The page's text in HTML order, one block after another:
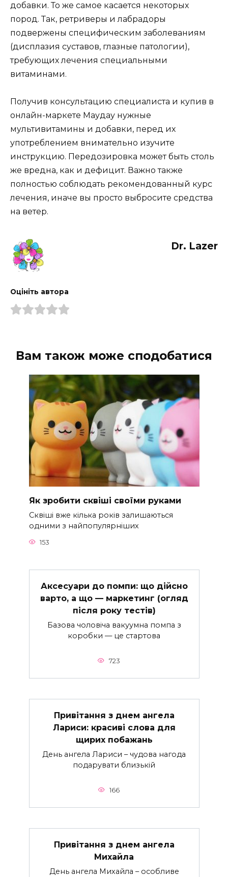
добавки. То же самое касается некоторых
пород. Так, ретриверы и лабрадоры
подвержены специфическим заболеваниям
(дисплазия суставов, глазные патологии),
требующих лечения специальными
витаминами.
Получив консультацию специалиста и купив в
онлайн-маркете Маудау нужные
мультивитамины и добавки, перед их
употреблением внимательно изучите
инструкцию. Передозировка может быть столь
же вредна, как и дефицит. Важно также
полностью соблюдать рекомендованный курс
лечения, иначе вы просто выбросите средства
на ветер.
Dr. Lazer
Оцініть автора
Вам також може сподобатися
Як зробити сквіші своїми руками
Сквіші вже кілька років залишаються
одними з найпопулярніших
153
Аксесуари до помпи: що дійсно
варто, а що — маркетинг (огляд
після року тестів)
Базова чоловіча вакуумна помпа з
коробки — це стартова
723
Привітання з днем ангела
Лариси: красиві слова для
щирих побажань
День ангела Лариси – чудова нагода
подарувати близькій
166
Привітання з днем ангела
Михайла
День ангела Михайла – особливе